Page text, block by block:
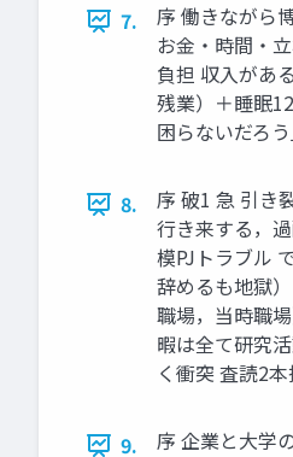
7.
序 働きながら
お金・時間・
負担 収入があ
残業）＋睡眠
困らないだろ
8.
序 破1 急 引き
行き来する，
模PJトラブル
辞めるも地獄
職場，当時職
暇は全て研究
く衝突 査読2
9.
序 企業と大学